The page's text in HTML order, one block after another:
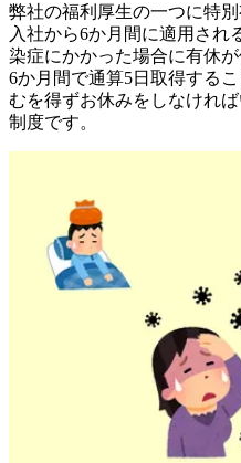
弊社の福利厚生の一つに特
入社から6か月間に適用され
染症にかかった場合に有休
6か月間で通算5日取得する
むを得ずお休みをしなけれ
制度です。